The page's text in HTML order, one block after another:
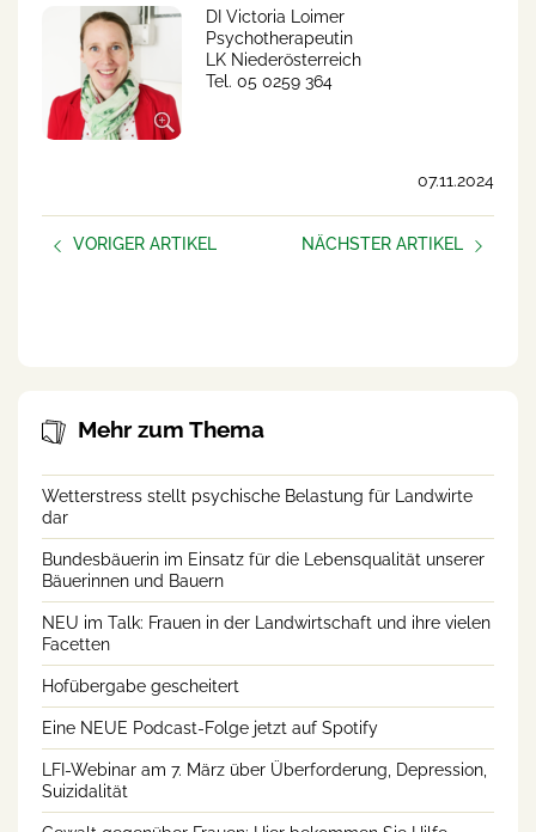
DI Victoria Loimer
Psychotherapeutin
LK Niederösterreich
Tel. 05 0259 364
07.11.2024
VORIGER ARTIKEL
NÄCHSTER ARTIKEL
Mehr zum Thema
Wetterstress stellt psychische Belastung für Landwirte
dar
Bundesbäuerin im Einsatz für die Lebensqualität unserer
Bäuerinnen und Bauern
NEU im Talk: Frauen in der Landwirtschaft und ihre vielen
Facetten
Hofübergabe gescheitert
Eine NEUE Podcast-Folge jetzt auf Spotify
LFI-Webinar am 7. März über Überforderung, Depression,
Suizidalität